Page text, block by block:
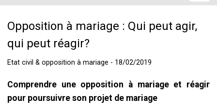
Opposition à mariage : Qui peut agir,
qui peut réagir?
Etat civil & opposition à mariage - 18/02/2019
Comprendre une opposition à mariage et réagir
pour poursuivre son projet de mariage